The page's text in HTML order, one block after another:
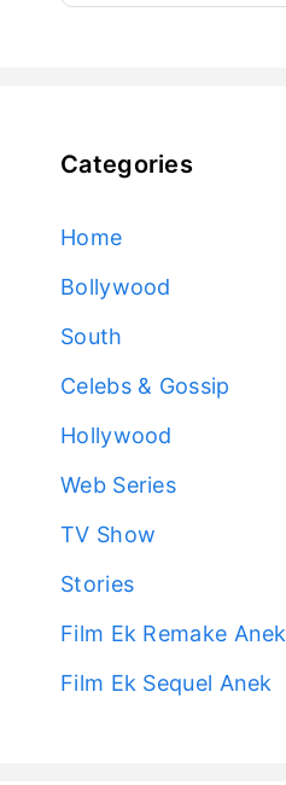
Categories
Home
Bollywood
South
Celebs & Gossip
Hollywood
Web Series
TV Show
Stories
Film Ek Remake Anek
Film Ek Sequel Anek